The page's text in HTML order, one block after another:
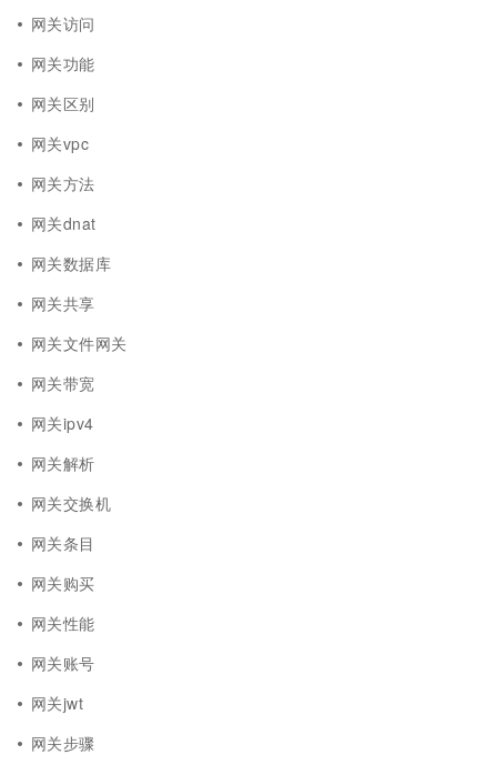
网关访问
网关功能
网关区别
网关vpc
网关方法
网关dnat
网关数据库
网关共享
网关文件网关
网关带宽
网关ipv4
网关解析
网关交换机
网关条目
网关购买
网关性能
网关账号
网关jwt
网关步骤